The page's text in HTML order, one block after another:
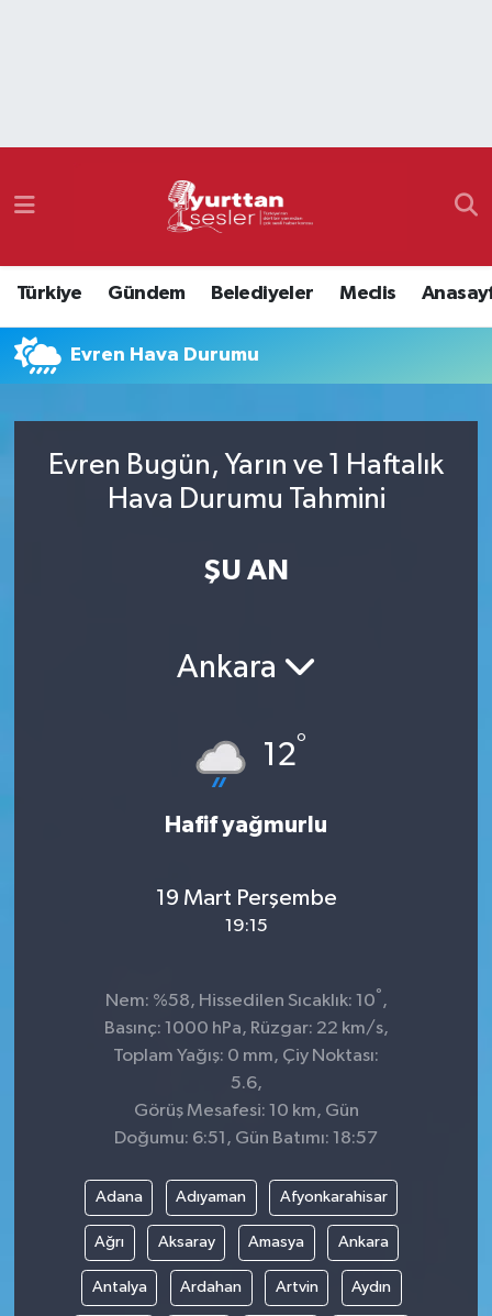
Türkiye Gündem Belediyeler Meclis
Evren Hava Durumu
Evren Bugün, Yarın ve 1 Haftalık
Hava Durumu Tahmini
ŞU AN
Ankara
12°
Hafif yağmurlu
19 Mart Perşembe
19:15
Nem: %58, Hissedilen Sıcaklık: 10° ,
Basınç: 1000 hPa, Rüzgar: 22 km/s,
Toplam Yağış: 0 mm, Çiy Noktası:
5.6,
Görüş Mesafesi: 10 km, Gün
Doğumu: 6:51, Gün Batımı: 18:57
Adana Adıyaman Afyonkarahisar
Ağrı Aksaray Amasya Ankara
Antalya Ardahan Artvin Aydın
Namaz Vakitleri
Süper Lig Puan Durumu ve Fikstür
Tüm Manşetler
Son Dakika Haberleri
Haber Arşivi